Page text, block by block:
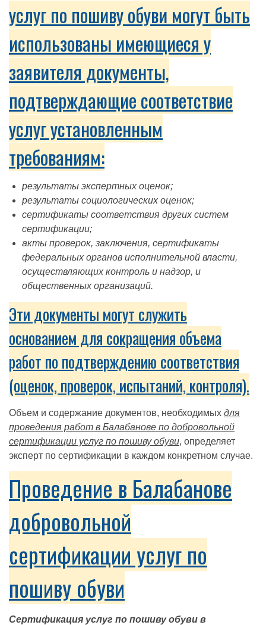
услуг по пошиву обуви могут быть
использованы имеющиеся у
заявителя документы,
подтверждающие соответствие
услуг установленным
требованиям:
результаты экспертных оценок;
результаты социологических оценок;
сертификаты соответствия других систем
сертификации;
акты проверок, заключения, сертификаты
федеральных органов исполнительной власти,
осуществляющих контроль и надзор, и
общественных организаций.
Эти документы могут служить
основанием для сокращения объема
работ по подтверждению соответствия
(оценок, проверок, испытаний, контроля).
Объем и содержание документов, необходимых для
проведения работ в Балабанове по добровольной
сертификации услуг по пошиву обуви, определяет
эксперт по сертификации в каждом конкретном случае.
Проведение в Балабанове
добровольной
сертификации услуг по
пошиву обуви
Сертификация услуг по пошиву обуви в